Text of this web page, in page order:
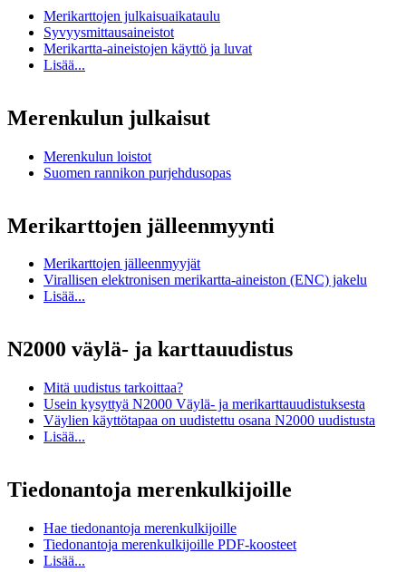
Merikarttojen julkaisuaikataulu
Syvyysmittausaineistot
Merikartta-aineistojen käyttö ja luvat
Lisää...
Merenkulun julkaisut
Merenkulun loistot
Suomen rannikon purjehdusopas
Merikarttojen jälleenmyynti
Merikarttojen jälleenmyyjät
Virallisen elektronisen merikartta-aineiston (ENC) jakelu
Lisää...
N2000 väylä- ja karttauudistus
Mitä uudistus tarkoittaa?
Usein kysyttyä N2000 Väylä- ja merikarttauudistuksesta
Väylien käyttötapaa on uudistettu osana N2000 uudistusta
Lisää...
Tiedonantoja merenkulkijoille
Hae tiedonantoja merenkulkijoille
Tiedonantoja merenkulkijoille PDF-koosteet
Lisää...